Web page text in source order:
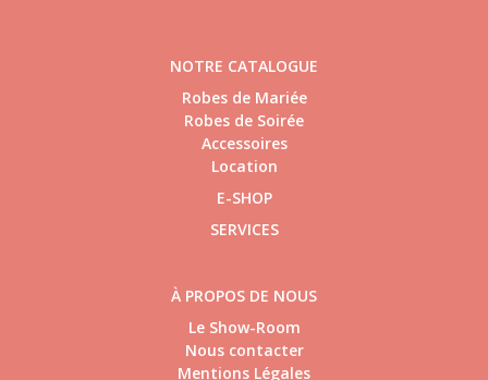
NOTRE CATALOGUE
Robes de Mariée
Robes de Soirée
Accessoires
Location
E-SHOP
SERVICES
À PROPOS DE NOUS
Le Show-Room
Nous contacter
Mentions Légales